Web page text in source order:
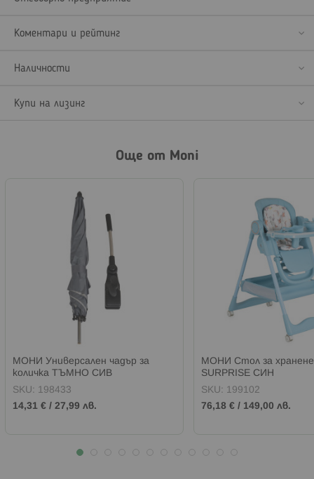
Коментари и рейтинг
Наличности
Купи на лизинг
Още от Moni
МОНИ Универсален чадър за
количка ТЪМНО СИВ
SKU: 198433
14,31 € / 27,99 лв.
МОНИ Стол за хранене
SURPRISE СИН
SKU: 199102
76,18 € / 149,00 лв.